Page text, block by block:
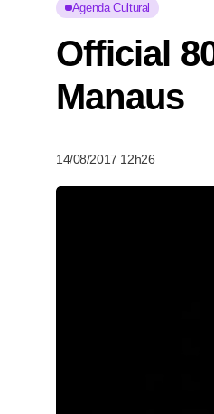
Agenda Cultural
Official
Manaus
14/08/2017 12h26